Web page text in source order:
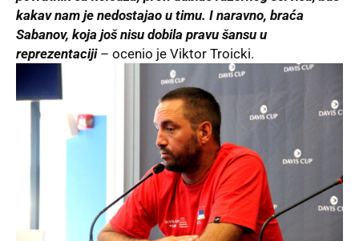
kakav nam je nedostajao u timu. I naravno, braća
Sabanov, koja još nisu dobila pravu šansu u
reprezentaciji – ocenio je Viktor Troicki.